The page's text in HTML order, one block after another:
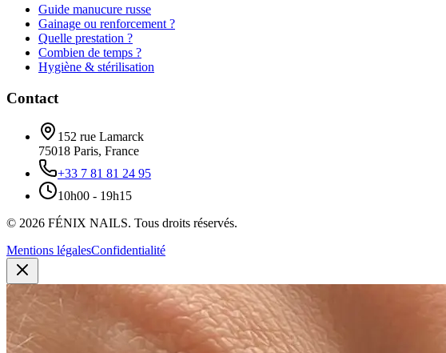
Guide manucure russe
Gainage ou renforcement ?
Quelle prestation ?
Combien de temps ?
Hygiène & stérilisation
Contact
152 rue Lamarck
75018 Paris, France
+33 7 81 81 24 95
10h00 - 19h15
© 2026 FÉNIX NAILS. Tous droits réservés.
Mentions légalesConfidentialité